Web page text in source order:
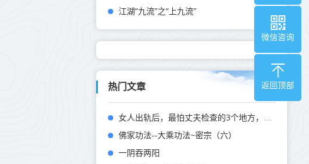
江湖“九流”之“上九流”
热门文章
佛家功法--大乘功法~密宗（六）
一阴吞两阳
微信咨询
返回顶部